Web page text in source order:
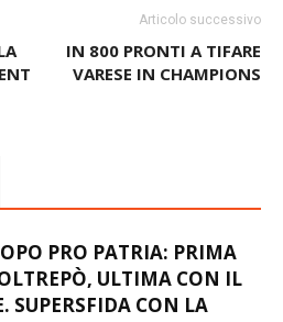
Articolo successivo
IN 800 PRONTI A TIFARE
VARESE IN CHAMPIONS
PRO PATRIA: PRIMA
ULTIMA CON IL
SUPERSFIDA CON LA